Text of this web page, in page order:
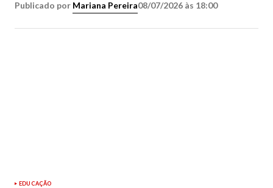
Publicado por Mariana Pereira08/07/2026 às 18:00
EDUCAÇÃO